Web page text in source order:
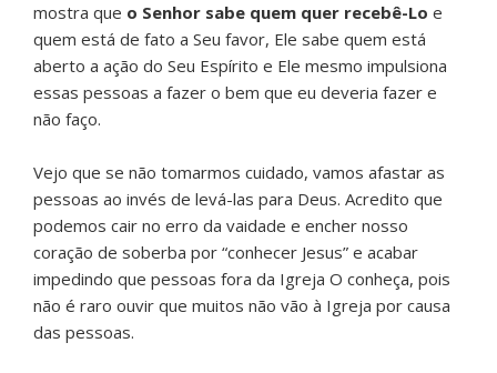
mostra que o Senhor sabe quem quer recebê-Lo e
quem está de fato a Seu favor, Ele sabe quem está
aberto a ação do Seu Espírito e Ele mesmo impulsiona
essas pessoas a fazer o bem que eu deveria fazer e
não faço.
Vejo que se não tomarmos cuidado, vamos afastar as
pessoas ao invés de levá-las para Deus. Acredito que
podemos cair no erro da vaidade e encher nosso
coração de soberba por “conhecer Jesus” e acabar
impedindo que pessoas fora da Igreja O conheça, pois
não é raro ouvir que muitos não vão à Igreja por causa
das pessoas.